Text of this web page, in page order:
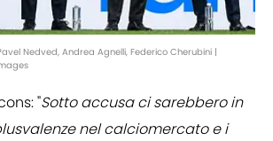
Nedved, Andrea Agnelli, Federico Cherubini |
"Sotto accusa ci sarebbero in
nel calciomercato e i